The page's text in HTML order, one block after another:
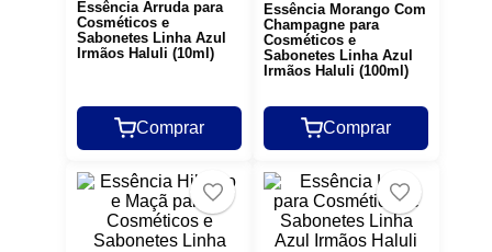
Essência Arruda para
Cosméticos e
Sabonetes Linha Azul
Irmãos Haluli (10ml)
Comprar
Essência Morango Com
Champagne para
Cosméticos e
Sabonetes Linha Azul
Irmãos Haluli (100ml)
Comprar